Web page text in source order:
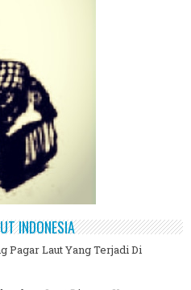
INDONESIA
Pagar Laut Yang Terjadi Di